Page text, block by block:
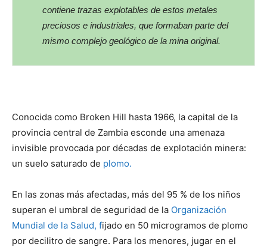
contiene trazas explotables de estos metales
preciosos e industriales, que formaban parte del
mismo complejo geológico de la mina original.
Conocida como Broken Hill hasta 1966, la capital de la
provincia central de Zambia esconde una amenaza
invisible provocada por décadas de explotación minera:
un suelo saturado de plomo.
En las zonas más afectadas, más del 95 % de los niños
superan el umbral de seguridad de la Organización
Mundial de la Salud, fijado en 50 microgramos de plomo
por decilitro de sangre. Para los menores, jugar en el